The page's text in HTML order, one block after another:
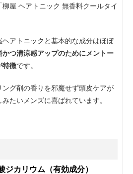
柳屋 ヘアトニック 無香料クールタイ
ヘアトニックと基本的な成分はほぼ
かつ清涼感アップのためにメントー
特徴です。
グ剤の香りを邪魔せず頭皮ケアが
たいメンズに喜ばれています。
ジカリウム（有効成分）